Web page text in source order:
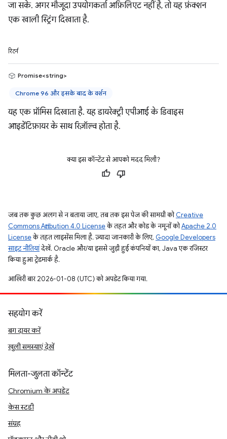
जा सके. अगर मौजूदा उपयोगकर्ता अफ़िलिएट नहीं है, तो यह फ़ंक्शन
एक खाली स्ट्रिंग दिखाता है.
रिटर्न
Promise<string>
Chrome 96 और इसके बाद के वर्शन
यह एक प्रॉमिस दिखाता है. यह डायरेक्ट्री एपीआई के डिवाइस
आइडेंटिफ़ायर के साथ रिज़ॉल्व होता है.
क्या इस कॉन्टेंट से आपको मदद मिली?
जब तक कुछ अलग से न बताया जाए, तब तक इस पेज की सामग्री कोCreative
Commons Attribution 4.0 Licenseके तहत और कोड के नमूनों कोApache 2.0
Licenseके तहत लाइसेंस मिला है. ज़्यादा जानकारी के लिए, Google Developers
साइट नीतियांदेखें. Oracle और/या इससे जुड़ी हुई कंपनियों का, Java एक रजिस्टर
किया हुआ ट्रेडमार्क है.
आखिरी बार 2026-01-08 (UTC) को अपडेट किया गया.
सहयोग करें
बग दायर करें
खुली समस्याएं देखें
मिलता-जुलता कॉन्टेंट
Chromium के अपडेट
केस स्टडी
संग्रह